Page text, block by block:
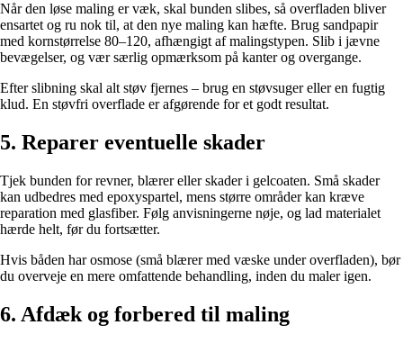
Når den løse maling er væk, skal bunden slibes, så overfladen bliver
ensartet og ru nok til, at den nye maling kan hæfte. Brug sandpapir
med kornstørrelse 80–120, afhængigt af malingstypen. Slib i jævne
bevægelser, og vær særlig opmærksom på kanter og overgange.
Efter slibning skal alt støv fjernes – brug en støvsuger eller en fugtig
klud. En støvfri overflade er afgørende for et godt resultat.
5. Reparer eventuelle skader
Tjek bunden for revner, blærer eller skader i gelcoaten. Små skader
kan udbedres med epoxyspartel, mens større områder kan kræve
reparation med glasfiber. Følg anvisningerne nøje, og lad materialet
hærde helt, før du fortsætter.
Hvis båden har osmose (små blærer med væske under overfladen), bør
du overveje en mere omfattende behandling, inden du maler igen.
6. Afdæk og forbered til maling